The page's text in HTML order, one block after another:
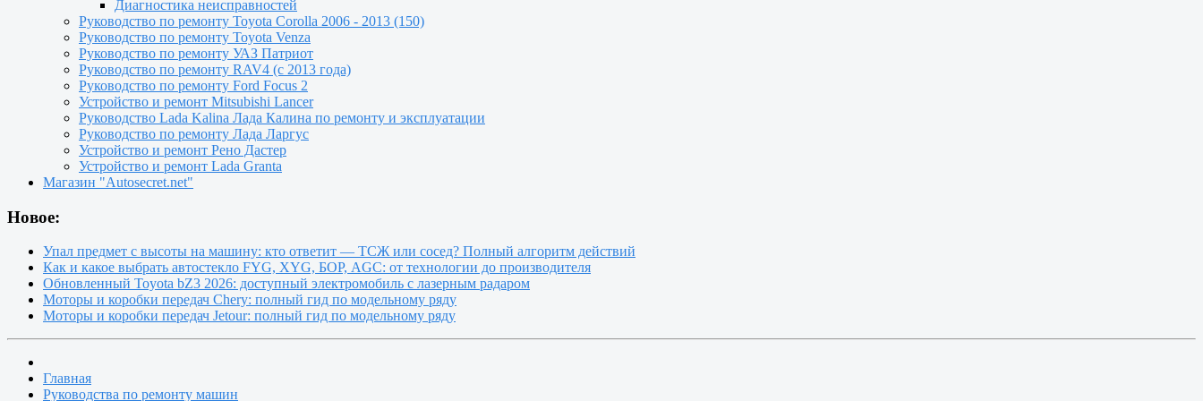
Диагностика неисправностей
Руководство по ремонту Toyota Сorolla 2006 - 2013 (150)
Руководство по ремонту Toyota Venza
Руководство по ремонту УАЗ Патриот
Руководство по ремонту RAV4 (с 2013 года)
Руководство по ремонту Ford Focus 2
Устройство и ремонт Mitsubishi Lancer
Руководство Lada Kalina Лада Калина по ремонту и эксплуатации
Руководство по ремонту Лада Ларгус
Устройство и ремонт Рено Дастер
Устройство и ремонт Lada Granta
Магазин "Autosecret.net"
Новое:
Упал предмет с высоты на машину: кто ответит — ТСЖ или сосед? Полный алгоритм действий
Как и какое выбрать автостекло FYG, XYG, БОР, AGC: от технологии до производителя
Обновленный Toyota bZ3 2026: доступный электромобиль с лазерным радаром
Моторы и коробки передач Chery: полный гид по модельному ряду
Моторы и коробки передач Jetour: полный гид по модельному ряду
Главная
Руководства по ремонту машин